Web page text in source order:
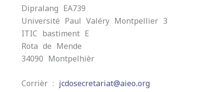
Dipralang EA739
Université Paul Valéry Montpellier 3
ITIC bastiment E
Rota de Mende
34090 Montpelhièr
Corrièr : jcdosecretariat@aieo.org